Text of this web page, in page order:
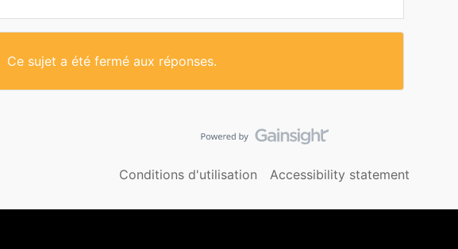
Ce sujet a été fermé aux réponses.
Conditions d'utilisation Accessibility statement